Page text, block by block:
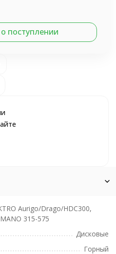
поступлении
Aurigo/Drago/HDC300,
315-575
Дисковые
Горный